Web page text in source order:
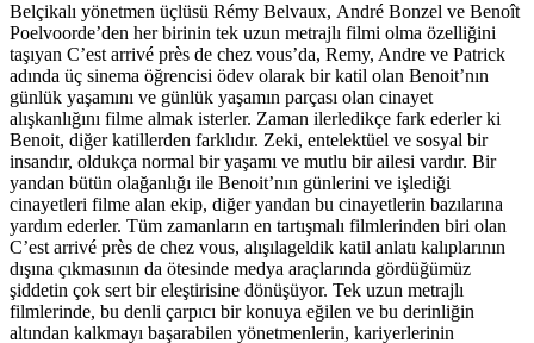
Belçikalı yönetmen üçlüsü Rémy Belvaux, André Bonzel ve Benoît
Poelvoorde’den her birinin tek uzun metrajlı filmi olma özelliğini
taşıyan C’est arrivé près de chez vous’da, Remy, Andre ve Patrick
adında üç sinema öğrencisi ödev olarak bir katil olan Benoit’nın
günlük yaşamını ve günlük yaşamın parçası olan cinayet
alışkanlığını filme almak isterler. Zaman ilerledikçe fark ederler ki
Benoit, diğer katillerden farklıdır. Zeki, entelektüel ve sosyal bir
insandır, oldukça normal bir yaşamı ve mutlu bir ailesi vardır. Bir
yandan bütün olağanlığı ile Benoit’nın günlerini ve işlediği
cinayetleri filme alan ekip, diğer yandan bu cinayetlerin bazılarına
yardım ederler. Tüm zamanların en tartışmalı filmlerinden biri olan
C’est arrivé près de chez vous, alışılageldik katil anlatı kalıplarının
dışına çıkmasının da ötesinde medya araçlarında gördüğümüz
şiddetin çok sert bir eleştirisine dönüşüyor. Tek uzun metrajlı
filmlerinde, bu denli çarpıcı bir konuya eğilen ve bu derinliğin
altından kalkmayı başarabilen yönetmenlerin, kariyerlerinin